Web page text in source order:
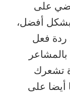
على
بشكل أفضل،
فعل
تشعرك
أيضا على